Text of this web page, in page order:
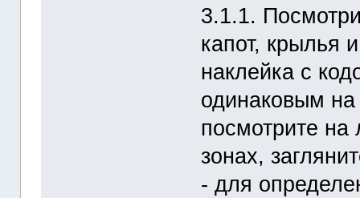
3.1.1.
капот, крылья
наклейка с
одинаковым
посмотрите на
зонах,
- для